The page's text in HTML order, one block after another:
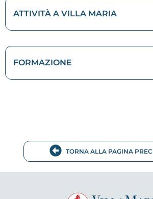
ATTIVITÀ A VILLA MARIA
FORMAZIONE
TORNA ALLA PAGINA